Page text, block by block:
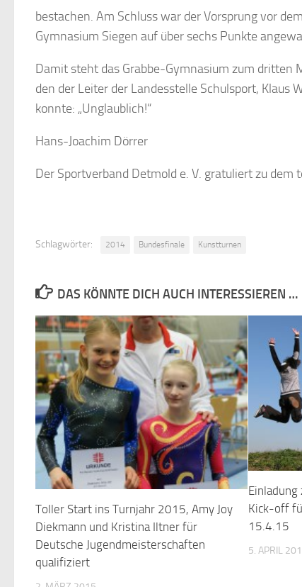
bestachen. Am Schluss war der Vorsprung vor
Gymnasium Siegen auf über sechs Punkte
Damit steht das Grabbe-Gymnasium zum dritten
den der Leiter der Landesstelle Schulsport,
konnte: „Unglaublich!“
Hans-Joachim Dörrer
Der Sportverband Detmold e. V. gratuliert zu dem
Schlagwörter: 2014 Bundesfinale Kunstturnen
DAS KÖNNTE DICH AUCH INTERESSIEREN …
Toller Start ins Turnjahr 2015, Amy Joy
Diekmann und Kristina Iltner für
Deutsche Jugendmeisterschaften
qualifiziert
Einladung
Kick-off
15.4.15
5. APRIL